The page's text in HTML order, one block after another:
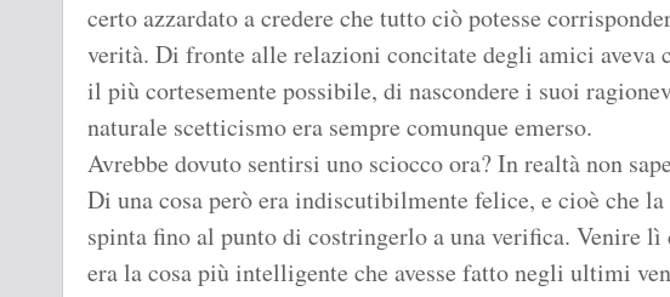
certo azzardato a credere che tutto ciò potesse
verità. Di fronte alle relazioni concitate degli amici aveva
il più cortesemente possibile, di nascondere i suoi
naturale scetticismo era sempre comunque emerso.
Avrebbe dovuto sentirsi uno sciocco ora? In realtà non
Di una cosa però era indiscutibilmente felice, e cioè che la
spinta fino al punto di costringerlo a una verifica. Venire lì
era la cosa più intelligente che avesse fatto negli ultimi